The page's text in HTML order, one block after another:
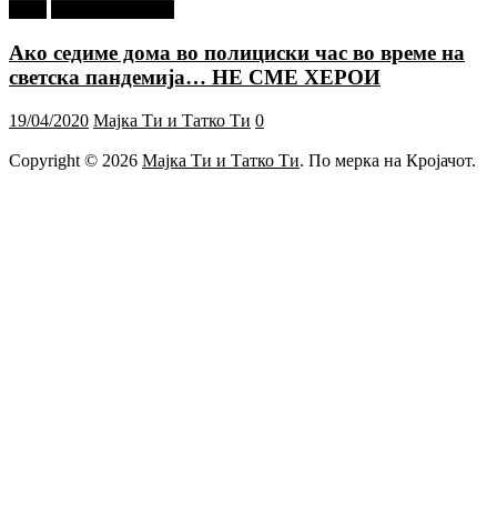
Ако седиме дома во полициски час во време на
светска пандемија… НЕ СМЕ ХЕРОИ
19/04/2020 Мајка Ти и Татко Ти 0
Copyright © 2026 Мајка Ти и Татко Ти. По мерка на Кројачот.